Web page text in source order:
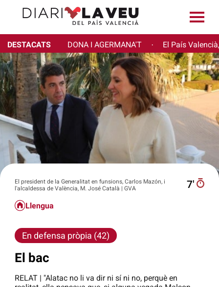
DESTACATS DONA I AGERMANA'T · El País
El president de la Generalitat en funsions, Carlos Mazón, i
l'alcaldessa de València, M. José Català | GVA
7′
Llengua
En defensa pròpia (42)
El bac
RELAT | "Alatac no li va dir ni sí ni no, perquè en